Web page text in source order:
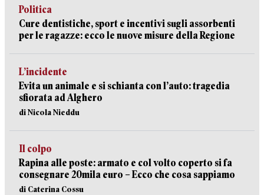
Politica
Cure dentistiche, sport e incentivi sugli assorbenti
per le ragazze: ecco le nuove misure della Regione
L’incidente
Evita un animale e si schianta con l’auto: tragedia
sfiorata ad Alghero
di Nicola Nieddu
Il colpo
Rapina alle poste: armato e col volto coperto si fa
consegnare 20mila euro – Ecco che cosa sappiamo
di Caterina Cossu